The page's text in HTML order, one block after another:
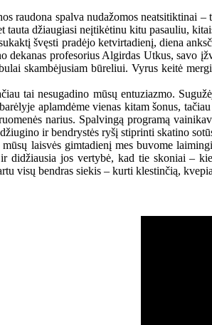
raudona spalva nudažomos neatsitiktinai
tauta džiaugiasi neįtikėtinu kitu pasauliu,
švęsti pradėjo ketvirtadienį, diena
dekanas profesorius Algirdas Utkus, savo
skambėjusiam būreliui. Vyrus keitė
tai nesugadino mūsų entuziazmo.
aplamdėme vienas kitam šonus,
narius. Spalvingą programą
ir bendrystės ryšį stiprinti skatino
mūsų laisvės gimtadienį mes buvome
didžiausia jos vertybė, kad tie skoniai –
visų bendras siekis – kurti klestinčią,